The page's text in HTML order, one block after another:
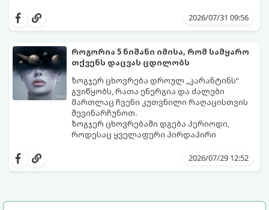
ზოდიაქოს 4 ნიშანს ფინანსური წარმატების
შორის, ვისაც აგვისტოში ფინანსური
2026/07/31 09:56
როგორია 5 ნიშანი იმისა, რომ სამყარო
თქვენს დაცვას ცდილობს
ზოგჯერ ცხოვრება დროულ „კარანტინს“
გვიწყობს, რათა ენერგია და ძალები
მართლაც ჩვენი კუთვნილი რაღაცისთვის
შევინარჩუნოთ.
ზოგჯერ ცხოვრებაში დგება პერიოდი,
როდესაც ყველაფერი პირდაპირი
იშლება მნიშვნელოვანი გარიგებები,
ასეთ მომენტებში ადვილია
მომხდარი მარცხი სასჯელი კი არა,
2026/07/29 12:52